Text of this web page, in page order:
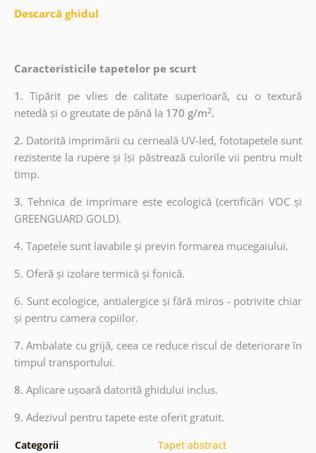
Descarcă ghidul
Caracteristicile tapetelor pe scurt
1.Tipărit pe vlies de calitate superioară, cu o textură
netedă și o greutate de până la 170 g/m2.
2. Datorită imprimării cu cerneală UV-led, fototapetele sunt
rezistente la rupere și își păstrează culorile vii pentru mult
timp.
3.Tehnica de imprimare este ecologică (certificări VOC și
GREENGUARD GOLD).
4. Tapetele sunt lavabile și previn formarea mucegaiului.
5. Oferă și izolare termică și fonică.
6. Sunt ecologice, antialergice și fără miros - potrivite chiar
și pentru camera copiilor.
7.Ambalate cu grijă, ceea ce reduce riscul de deteriorare în
timpul transportului.
8. Aplicare ușoară datorită ghidului inclus.
9. Adezivul pentru tapete este oferit gratuit.
Categorii Tapet abstract